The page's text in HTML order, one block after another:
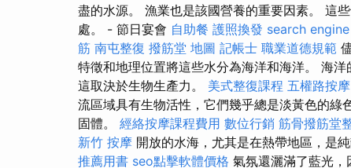
盡的水源。 漁業也是該國營養的重要因素。 這
處。 - 節日宴會 自助餐 護照換發 search
筋 南屯整復 撥筋堂 地圖 記帳士 職業道德規範
特徵和地理位置將這些水分為海洋和海洋。 海
這取決於生物生產力。 美式整復課程 五權路按摩
流區域具有生物活性，它們幾乎總是淡黃色的綠
固體。 經絡按摩課程費用 數位行銷 筋骨撥筋堂
新竹 按摩 開放的水海，尤其是在熱帶地區，是
推薦用書 seo點擊軟體價格 氣氛還灑滿了藍光